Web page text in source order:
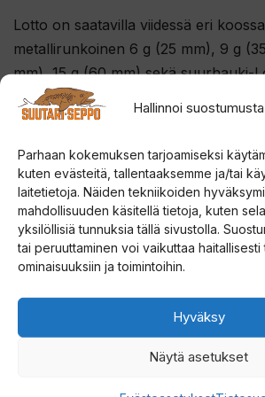
Hallinnoi suostumusta
Parhaan kokemuksen tarjoamiseksi
kuten evästeitä, tallentaaksemme ja/tai
laitetietoja. Näiden tekniikoiden
mahdollisuuden käsitellä tietoja, kuten
yksilöllisiä tunnuksia tällä sivustolla.
tai peruuttaminen voi vaikuttaa haitallisesti
ominaisuuksiin ja toimintoihin.
Hyväksy
Näytä asetukset
Lotto on saatavilla viidessä eri
metallirunkoinen 6 g (25 mm), 9 g
mm), 15 g (60 mm) sekä suurhauki-
mm).
Tutustu myös
Tällä